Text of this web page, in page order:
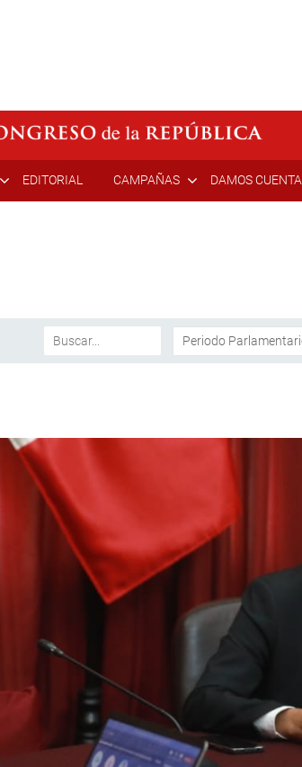
EDITORIAL CAMPAÑAS DAMOS CUENTA